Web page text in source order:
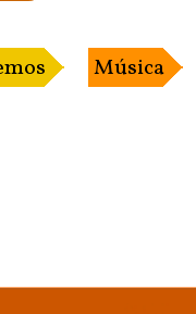
Música